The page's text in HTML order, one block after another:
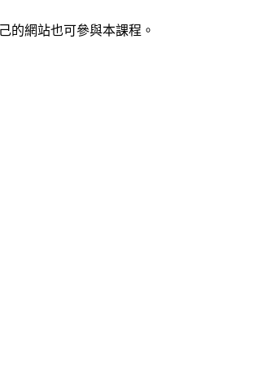
的網站也可參與本課程。